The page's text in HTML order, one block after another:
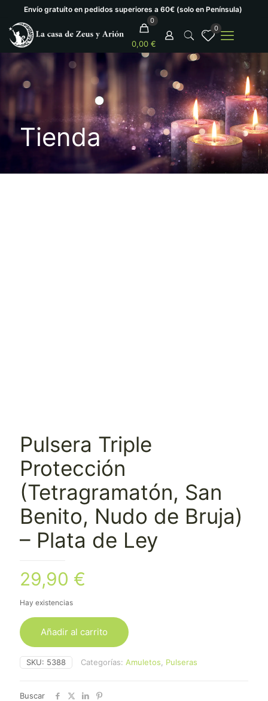
Envío gratuíto en pedidos superiores a 60€ (solo en Península)
0
0,00 €
0
Tienda
Pulsera Triple
Protección
(Tetragramatón, San
Benito, Nudo de Bruja)
– Plata de Ley
29,90 €
Hay existencias
Añadir al carrito
SKU: 5388 Categorías: Amuletos Pulseras
Buscar